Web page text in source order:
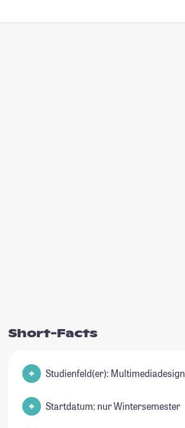
Short-Facts
Studienfeld(er): Multimediadesign
Startdatum: nur Wintersemester